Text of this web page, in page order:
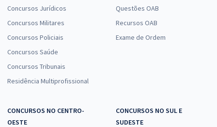
Concursos Jurídicos
Concursos Militares
Concursos Policiais
Concursos Saúde
Concursos Tribunais
Residência Multiprofissional
Questões OAB
Recursos OAB
Exame de Ordem
CONCURSOS NO CENTRO-
OESTE
CONCURSOS NO SUL E
SUDESTE